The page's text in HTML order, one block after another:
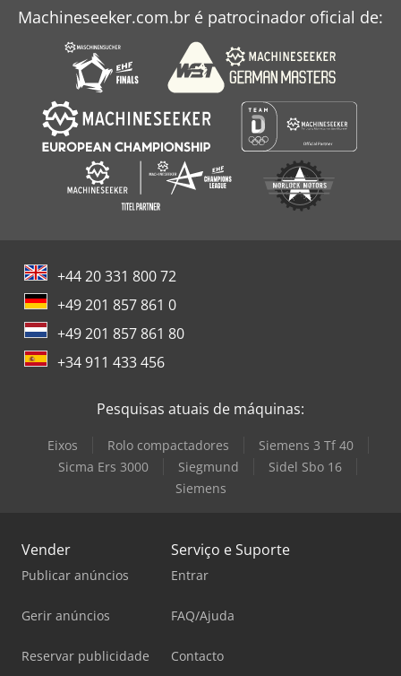
Tur 560
Veículo De Trabalho
Machineseeker.com.br é patrocinador oficial de:
+44 20 331 800 72
+49 201 857 861 0
+49 201 857 861 80
+34 911 433 456
Pesquisas atuais de máquinas:
Eixos Rolo compactadores
Siemens 3 Tf 40
Sicma Ers 3000
Siegmund
Sidel Sbo 16
Siemens
Vender
Publicar anúncios
Gerir anúncios
Reservar publicidade
Serviço e Suporte
Entrar
FAQ/Ajuda
Contacto